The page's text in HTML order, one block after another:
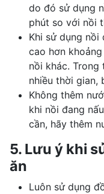
do đó sử dụng
phút so với nồi
Khi sử dụng nồi
cao hơn
nồi khác.
nhiều thời gian,
Không thêm
khi nồi đang
cần, hãy thêm
5. Lưu ý khi
ăn
Luôn sử dụng